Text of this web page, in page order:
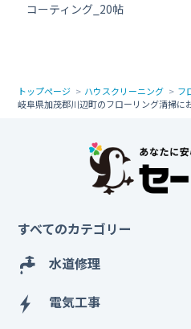
コーティング_20帖
トップページ ハウスクリーニング
フ
岐阜県加茂郡川辺町のフローリング清掃に
すべてのカテゴリー
水道修理
電気工事